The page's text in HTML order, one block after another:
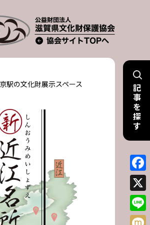
記
事
を
探
す
の文化財展示スペース
X
Line